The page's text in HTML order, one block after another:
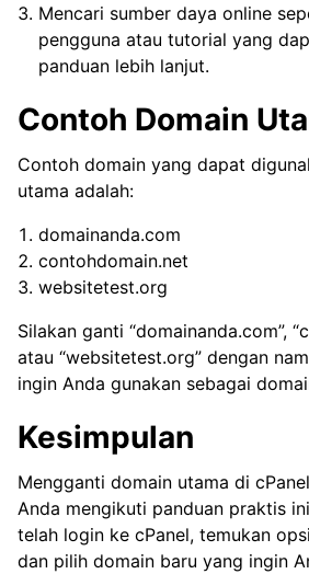
Mencari sumber daya online
pengguna atau tutorial yang
panduan lebih lanjut.
Contoh Domain
Contoh domain yang dapat
utama adalah:
domainanda.com
contohdomain.net
websitetest.org
Silakan ganti “domainanda.com”,
atau “websitetest.org” dengan
ingin Anda gunakan sebagai
Kesimpulan
Mengganti domain utama di
Anda mengikuti panduan praktis
telah login ke cPanel, temukan
dan pilih domain baru yang ingin